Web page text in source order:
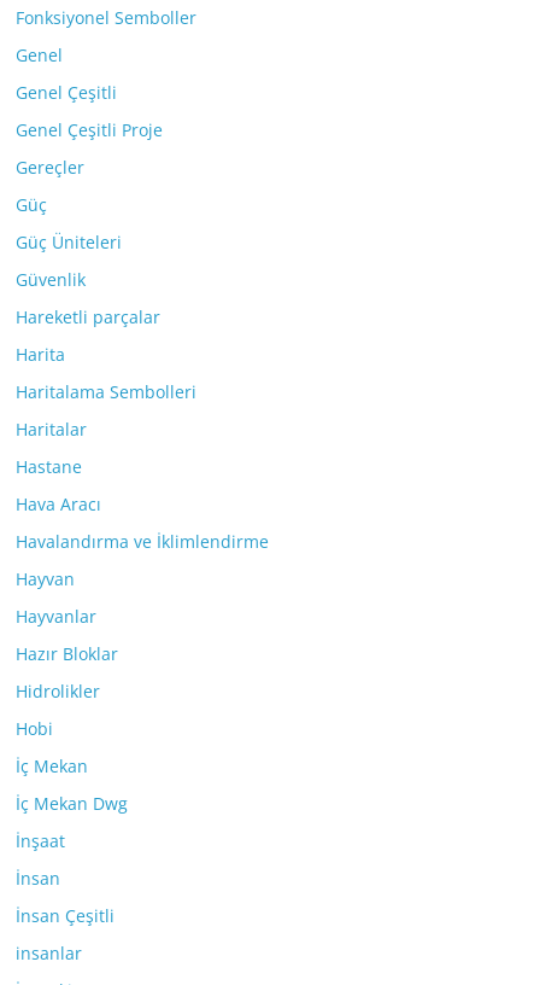
Fonksiyonel Semboller
Genel
Genel Çeşitli
Genel Çeşitli Proje
Gereçler
Güç
Güç Üniteleri
Güvenlik
Hareketli parçalar
Harita
Haritalama Sembolleri
Haritalar
Hastane
Hava Aracı
Havalandırma ve İklimlendirme
Hayvan
Hayvanlar
Hazır Bloklar
Hidrolikler
Hobi
İç Mekan
İç Mekan Dwg
İnşaat
İnsan
İnsan Çeşitli
insanlar